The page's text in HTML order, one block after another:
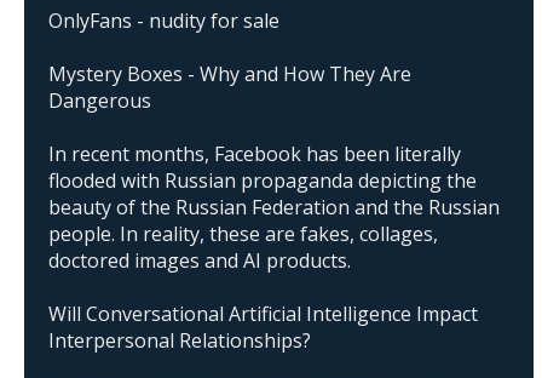
OnlyFans - nudity for sale
Mystery Boxes - Why and How They Are
Dangerous
In recent months, Facebook has been literally
flooded with Russian propaganda depicting the
beauty of the Russian Federation and the Russian
people. In reality, these are fakes, collages,
doctored images and AI products.
Will Conversational Artificial Intelligence Impact
Interpersonal Relationships?